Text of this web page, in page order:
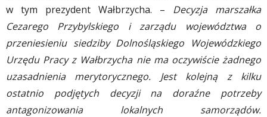
w tym prezydent Wałbrzycha. – Decyzja marszałka
Cezarego Przybylskiego i zarządu województwa o
przeniesieniu siedziby Dolnośląskiego Wojewódzkiego
Urzędu Pracy z Wałbrzycha nie ma oczywiście żadnego
uzasadnienia merytorycznego. Jest kolejną z kilku
ostatnio podjętych decyzji na doraźne potrzeby
antagonizowania lokalnych samorządów.